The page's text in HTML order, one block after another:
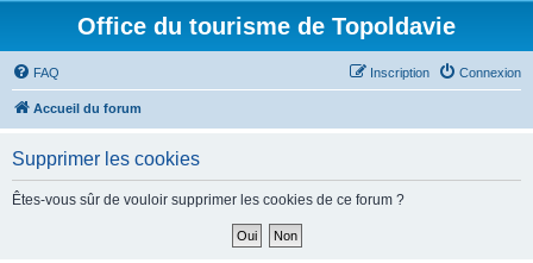
Office du tourisme de Topoldavie
FAQ Connexion
Inscription
Accueil du forum
Supprimer les cookies
Êtes-vous sûr de vouloir supprimer les cookies de ce forum ?